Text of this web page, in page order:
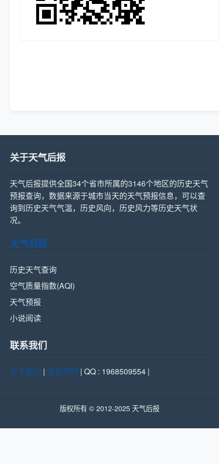
关于天气后报
天气后报提供全国34个省市所属的3146个地区的历史天气
预报查询，数据来源于城市当天的天气预报信息，可以查
询到历史天气气温，历史风向，历史风力等历史天气状
况。
天气后报
历史天气查询
空气质量指数(AQI)
天气预报
小说阅读
联系我们
关于我们 | 免责声明 | QQ : 1968509554 |
版权所有 © 2012-2025 天气后报